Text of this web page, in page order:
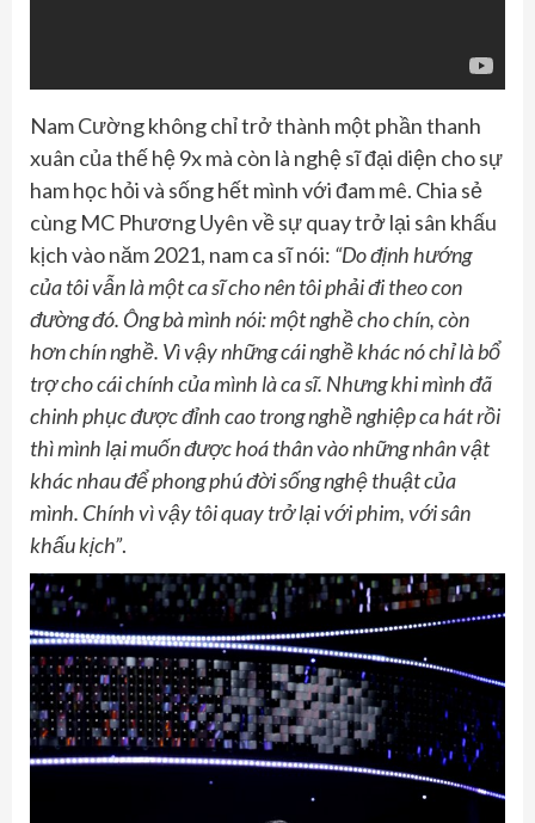
Nam Cường không chỉ trở thành một phần thanh
xuân của thế hệ 9x mà còn là nghệ sĩ đại diện cho sự
ham học hỏi và sống hết mình với đam mê. Chia sẻ
cùng MC Phương Uyên về sự quay trở lại sân khấu
kịch vào năm 2021, nam ca sĩ nói: “Do định hướng
củatôivẫn là một ca sĩ cho nêntôiphải đi theo con
đường đó. Ông bà mình nói: một nghề cho chín, còn
hơn chín nghề. Vì vậy những cái nghề khác nó chỉ là bổ
trợ cho cái chính của mình là ca sĩ. Nhưng khi mình đã
chinh phục được đỉnh cao trong nghề nghiệp ca hát rồi
thì mình lại muốn được hoá thân vào những nhân vật
khác nhau để phong phú đời sống nghệ thuật của
mình. Chính vì vậy tôi quay trở lại với phim, với sân
khấu kịch”.